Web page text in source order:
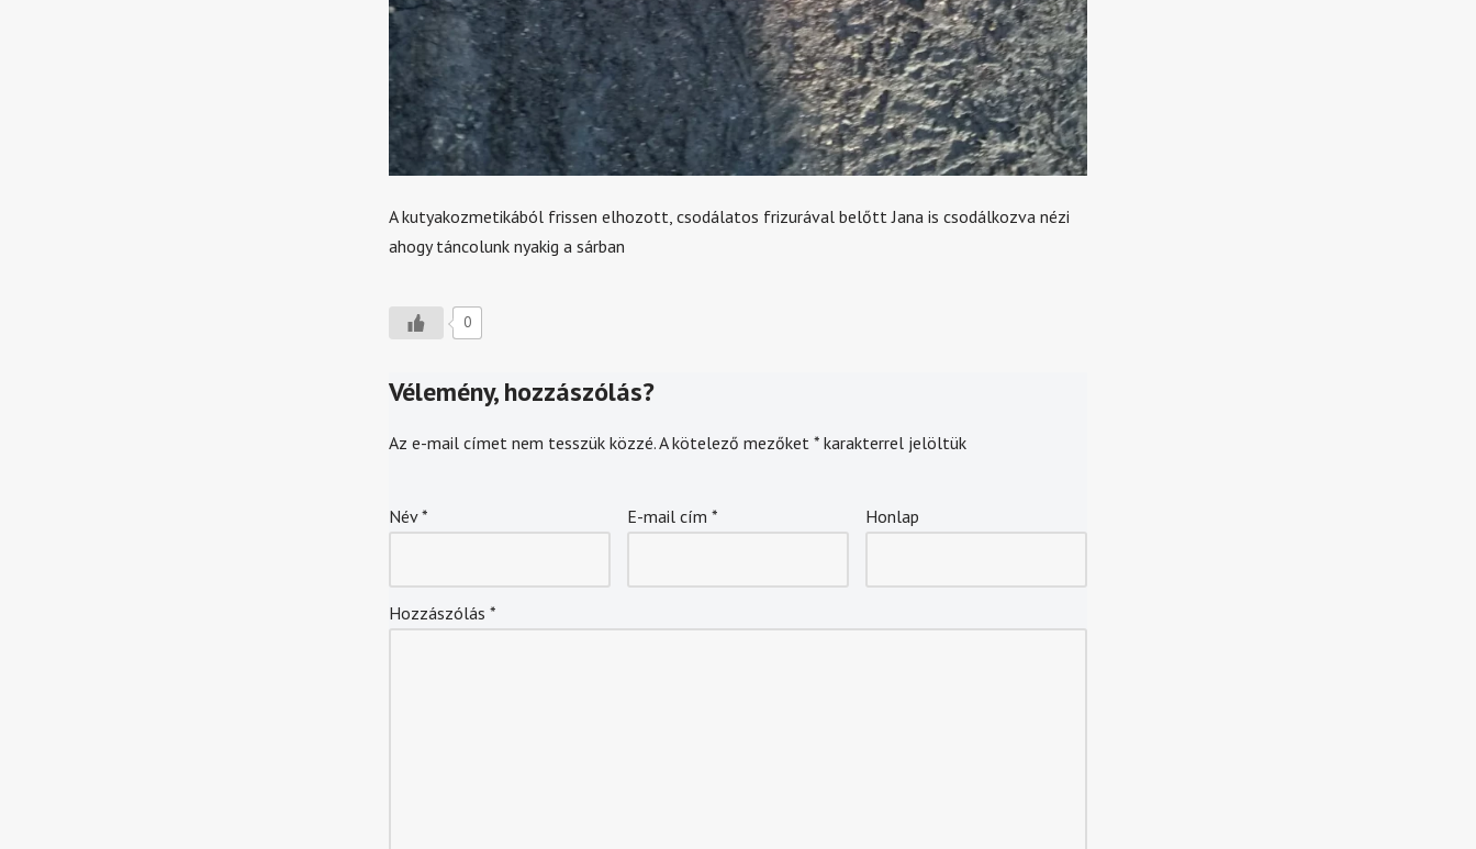
A kutyakozmetikából frissen elhozott, csodálatos frizurával belőtt Jana is csodálkozva nézi
ahogy táncolunk nyakig a sárban
0
Vélemény, hozzászólás?
Az e-mail címet nem tesszük közzé.A kötelező mezőket *karakterrel jelöltük
Név* E-mail cím * Honlap
Hozzászólás *